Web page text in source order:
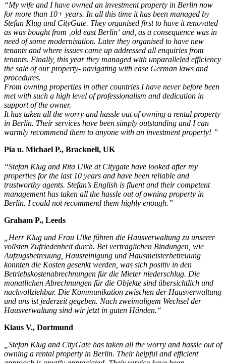
“My wife and I have owned an investment property in Berlin now
for more than 10+ years. In all this time it has been managed by
Stefan Klug and CityGate. They organised first to have it renovated
as was bought from ‚old east Berlin‘ and, as a consequence was in
need of some modernisation. Later they organised to have new
tenants and where issues came up addressed all enquiries from
tenants. Finally, this year they managed with unparalleled efficiency
the sale of our property- navigating with ease German laws and
procedures.
From owning properties in other countries I have never before been
met with such a high level of professionalism and dedication in
support of the owner.
It has taken all the worry and hassle out of owning a rental property
in Berlin. Their services have been simply outstanding and I can
warmly recommend them to anyone with an investment property! ”
Pia u. Michael P., Bracknell, UK
“Stefan Klug and Rita Ulke at Citygate have looked after my
properties for the last 10 years and have been reliable and
trustworthy agents. Stefan’s English is fluent and their competent
management has taken all the hassle out of owning property in
Berlin. I could not recommend them highly enough.”
Graham P., Leeds
„Herr Klug und Frau Ulke führen die Hausverwaltung zu unserer
vollsten Zufriedenheit durch. Bei vertraglichen Bindungen, wie
Aufzugsbetreuung, Hausreinigung und Hausmeisterbetreuung
konnten die Kosten gesenkt werden, was sich positiv in den
Betriebskostenabrechnungen für die Mieter niederschlug. Die
monatlichen Abrechnungen für die Objekte sind übersichtlich und
nachvollziehbar. Die Kommunikation zwischen der Hausverwaltung
und uns ist jederzeit gegeben. Nach zweimaligem Wechsel der
Hausverwaltung sind wir jetzt in guten Händen.“
Klaus V., Dortmund
„Stefan Klug and CityGate has taken all the worry and hassle out of
owning a rental property in Berlin. Their helpful and efficient